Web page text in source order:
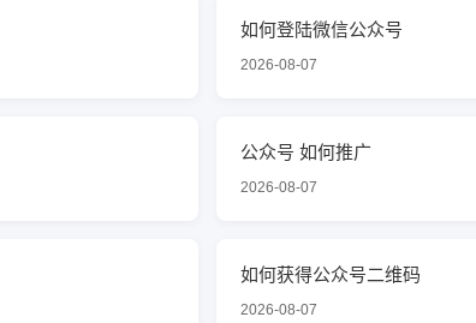
如何登陆微信公众号
2026-08-07
公众号 如何推广
2026-08-07
如何获得公众号二维码
2026-08-07